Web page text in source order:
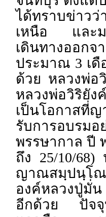
ได้ทราบข่าวว่
เหนือ และม
เดินทางออก
ประมาณ 3 เดื
ด้วย หลวงพ่อ
หลวงพ่อวิริยั
เป็นโอกาสที่
รับการอบรม
พรรษากาล ปี
ถึง 25/10/
ญาณสมฺปนฺโณ
องค์หลวงปู่มั่
อีกด้วย ปัจจุ